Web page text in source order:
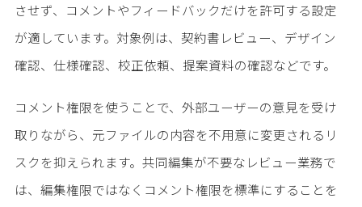
させず、コメントやフィードバックだけを許可する設定
が適しています。対象例は、契約書レビュー、デザイン
確認、仕様確認、校正依頼、提案資料の確認などです。
コメント権限を使うことで、外部ユーザーの意見を受け
取りながら、元ファイルの内容を不用意に変更されるリ
スクを抑えられます。共同編集が不要なレビュー業務で
は、編集権限ではなくコメント権限を標準にすることを